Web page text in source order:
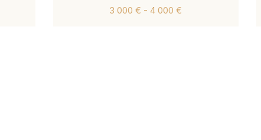
3 000 € - 4 000 €